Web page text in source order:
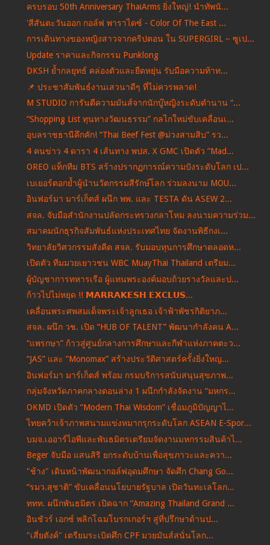
ครบรอบ 50th Anniversary ThaiArms ยิ่งใหญ่! นำทัพนั...
'สีสันตะวันออก กอล์ฟ พาราไดซ์ - Color Of The East ...
การเดินทางของหญิงสาวจากคริปตอน ใน SUPERGIRL – ซูเป...
Update ราคาและกิจกรรม Punklong
DKSH ย้ำกลยุทธ์ คล่องตัวและยืดหยุ่น รับมือความท้าท...
📌 ประชาสัมพันธ์งานเสวนาดีๆ ที่ไม่ควรพลาด!
M STUDIO การันตีความมันส์จากนักบู๊หญิงระดับตำนาน “...
“Shopping List ทุนทางวัฒนธรรม” กลไกใหม่ขับเคลื่อนเ...
อุบลราชธานีคึกคัก! “Thai Beef Fest @ม่วงสามสิบ” รว...
4 คนข่าว 4 ดารา 4 เส้นทาง พปส. X GMC เปิดตัว “Mad...
OREO แท็กทีม BTS สร้างปรากฏการณ์ความปังระดับโลก เป...
เบเยอร์ตอกย้ำผู้นำนวัตกรรมสีรักษ์โลก ร่วมลงนาม MOU...
อินฟอร์มา มาร์เก็ตส์ ผนึก พพ. และ TESTA ดัน ASEW 2...
สจล. จับมือสำนักงานปลัดกระทรวงกลาโหม ลงนามความร่วม...
สมาคมนักธุรกิจสัมพันธ์แห่งประเทศไทย จัดงานพิธีกงเ...
วิทยาลัยวิศวกรรมสังคีต สจล. รับมอบทุนการศึกษาตลอดห...
เปิดตัว ทีมมวยเยาวชน WBC MuayThai Thailand เตรียม...
ผู้บัญชาการทหารเรือ ผู้แทนพระองค์มอบถ้วยรางวัลและป...
ก้าวไปไม่หยุด !! 𝗠𝗔𝗥𝗥𝗔𝗞𝗘𝗦𝗛 𝗘𝗫𝗖𝗟𝗨𝗦...
เคลื่อนพระศพสมเด็จพระเจ้าลูกเธอ เจ้าฟ้าพัชรกิติยาภ...
สจล. ผนึก วช. เปิด “HUB OF TALENT” พัฒนากำลังคน A...
“แพรกษา” ก้าวสู่ศูนย์กลางการศึกษาและกีฬาแห่งภาคตะว...
“JAS” และ “Monomax” สร้างประวัติศาสตร์ครั้งยิ่งใหญ...
อินฟอร์มา มาร์เก็ตส์ พร้อม กรมบริการสนับสนุนสุขภาพ...
กลุ่มจังหวัดภาคกลางตอนล่าง 1 ผนึกกำลังจัดงาน “มหกร...
OKMD เปิดตัว “Modern Thai Wisdom” เชื่อมภูมิปัญญาไ...
ไทยคว้าเจ้าภาพสนามแข่งหมากรุกระดับโลก ASEAN E-Spor...
บมจ.เออาร์ไอพีและพันธมิตรเตรียมจัดงานมหกรรมสินค้าไ...
Beger จับมือ แสนสิริ ยกระดับบ้านเพื่อสุขภาวะและควา...
"ช้าง" เดินหน้าพัฒนากอล์ฟอุดมศึกษา จัดศึก Chang Go...
“รมว.สุชาติ” ขับเคลื่อนนโยบายรัฐบาล เปิดวันทะเลโลก...
ททท. ผนึกพันธมิตร เปิดฉาก “Amazing Thailand Grand ...
อินชัวร์ เอกซ์ พลิกโฉมโบรกเกอร์ฯ สู่ที่ปรึกษาด้านป...
"เสี่ยตังค์" เตรียมระเบิดศึก CPF มวยมันส์สนั่นโลก...